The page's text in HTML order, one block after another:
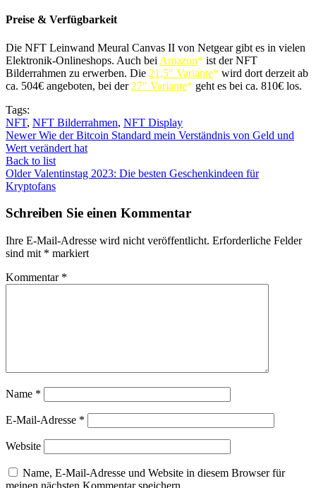
Preise & Verfügbarkeit
Die NFT Leinwand Meural Canvas II von Netgear gibt es in vielen
Elektronik-Onlineshops. Auch bei Amazon* ist der NFT
Bilderrahmen zu erwerben. Die 21,5″ Variante* wird dort derzeit ab
ca. 504€ angeboten, bei der 27″ Variante* geht es bei ca. 810€ los.
Tags:
NFT, NFT Bilderrahmen, NFT Display
Newer Wie der Bitcoin Standard mein Verständnis von Geld und
Wert verändert hat
Back to list
Older Valentinstag 2023: Die besten Geschenkindeen für
Kryptofans
Schreiben Sie einen Kommentar
Ihre E-Mail-Adresse wird nicht veröffentlicht. Erforderliche Felder
sind mit * markiert
Kommentar *
Name *
E-Mail-Adresse *
Website
Name, E-Mail-Adresse und Website in diesem Browser für
meinen nächsten Kommentar speichern.